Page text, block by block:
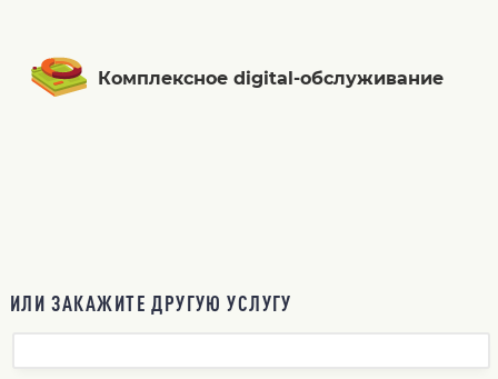
Комплексное digital-обслуживание
ИЛИ ЗАКАЖИТЕ ДРУГУЮ УСЛУГУ